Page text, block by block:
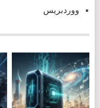
ووردبريس